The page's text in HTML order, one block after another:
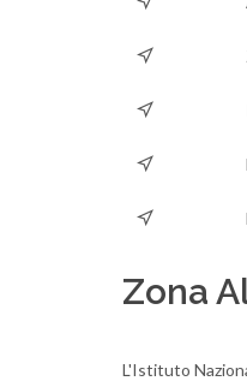
Zona
L'Istituto